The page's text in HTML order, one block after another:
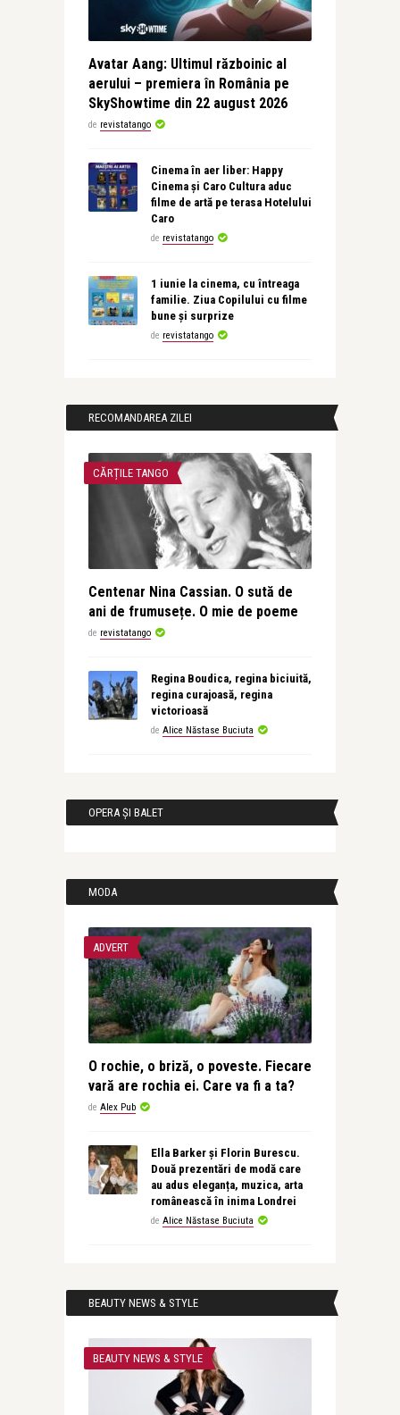
Avatar Aang: Ultimul războinic al
aerului – premiera în România pe
SkyShowtime din 22 august 2026
de revistatango
Cinema în aer liber: Happy
Cinema și Caro Cultura aduc
filme de artă pe terasa Hotelului
Caro
de revistatango
1 iunie la cinema, cu întreaga
familie. Ziua Copilului cu filme
bune și surprize
de revistatango
RECOMANDAREA ZILEI
CĂRȚILE TANGO
Centenar Nina Cassian. O sută de
ani de frumusețe. O mie de poeme
de revistatango
Regina Boudica, regina biciuită,
regina curajoasă, regina
victorioasă
de Alice Năstase Buciuta
OPERA ȘI BALET
MODA
ADVERT
O rochie, o briză, o poveste. Fiecare
vară are rochia ei. Care va fi a ta?
de Alex Pub
Ella Barker și Florin Burescu.
Două prezentări de modă care
au adus eleganța, muzica, arta
românească în inima Londrei
de Alice Năstase Buciuta
BEAUTY NEWS & STYLE
BEAUTY NEWS & STYLE